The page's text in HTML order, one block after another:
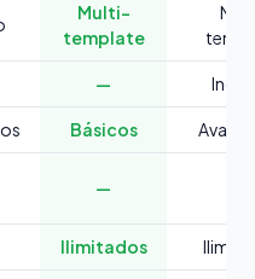
Multi-
template
—
Básicos
—
Ilimitados